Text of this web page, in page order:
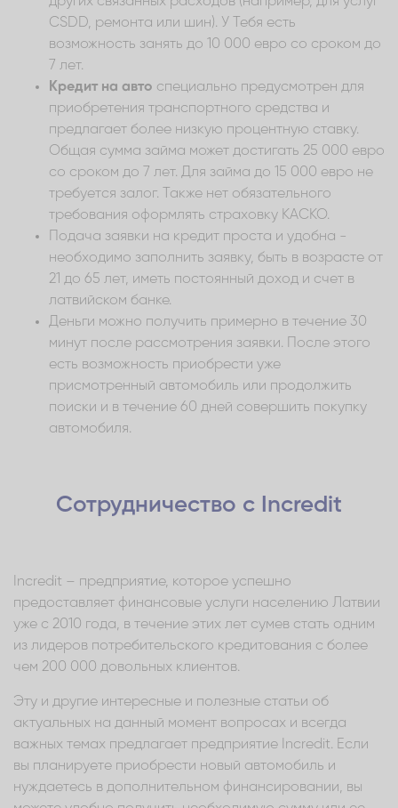
CSDD, ремонта или шин). У Тебя есть
возможность занять до 10 000 евро со сроком до
7 лет.
Кредит на авто специально предусмотрен для
приобретения транспортного средства и
предлагает более низкую процентную ставку.
Общая сумма займа может достигать 25 000 евро
со сроком до 7 лет. Для займа до 15 000 евро не
требуется залог. Также нет обязательного
требования оформлять страховку КАСКО.
Подача заявки на кредит проста и удобна -
необходимо заполнить заявку, быть в возрасте от
21 до 65 лет, иметь постоянный доход и счет в
латвийском банке.
Деньги можно получить примерно в течение 30
минут после рассмотрения заявки. После этого
есть возможность приобрести уже
присмотренный автомобиль или продолжить
поиски и в течение 60 дней совершить покупку
автомобиля.
Сотрудничество с Incredit
Incredit – предприятие, которое успешно
предоставляет финансовые услуги населению Латвии
уже с 2010 года, в течение этих лет сумев стать одним
из лидеров потребительского кредитования с более
чем 200 000 довольных клиентов.
Эту и другие интересные и полезные статьи об
актуальных на данный момент вопросах и всегда
важных темах предлагает предприятие Incredit. Если
вы планируете приобрести новый автомобиль и
нуждаетесь в дополнительном финансировании, вы